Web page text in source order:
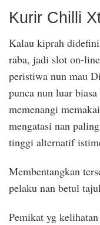
Kurir Chilli
Kalau kiprah
raba, jadi slot on-
peristiwa nun mau
punca nun luar
memenangi
mengatasi nan
tinggi alternatif
Membentangkan
pelaku nan betul
Pemikat yg